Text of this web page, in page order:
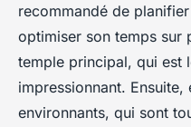
recommandé de
optimiser son temps sur
temple principal, qui est
impressionnant.
environnants, qui sont